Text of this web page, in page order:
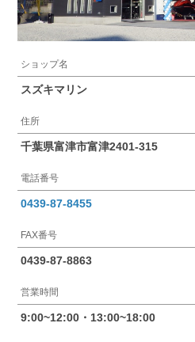
ショップ名
スズキマリン
住所
千葉県富津市富津2401-315
電話番号
0439-87-8455
FAX番号
0439-87-8863
営業時間
9:00~12:00・13:00~18:00